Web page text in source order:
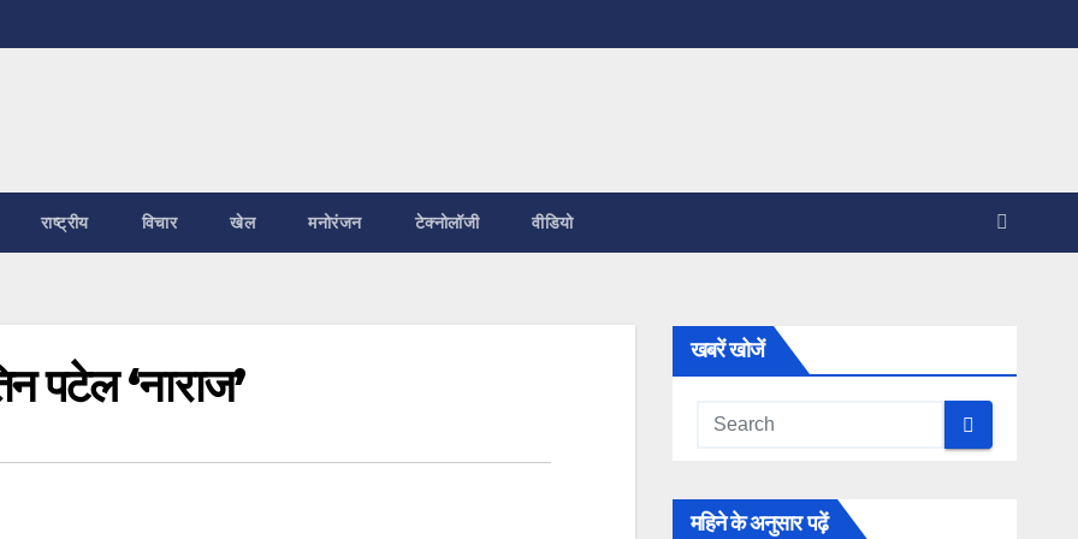
राष्ट्रीय विचार खेल मनोरंजन टेक्नोलॉजी वीडियो
पटेल ‘नाराज’
खबरें खोजें
महिने के अनुसार पढ़ें